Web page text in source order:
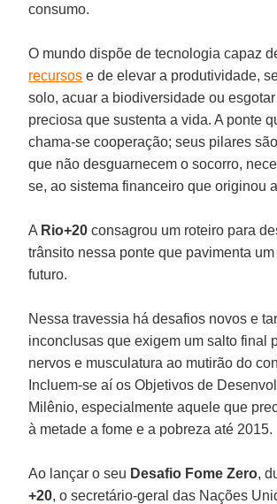
consumo.
O mundo dispõe de tecnologia capaz
recursos e de elevar a produtividade,
solo, acuar a biodiversidade ou
preciosa que sustenta a vida. A ponte
chama-se cooperação; seus pilares
que não desguarnecem o socorro,
se, ao sistema financeiro que originou
A Rio+20 consagrou um roteiro para
trânsito nessa ponte que pavimenta
futuro.
Nessa travessia há desafios novos e
inconclusas que exigem um salto final
nervos e musculatura ao mutirão do
Incluem-se aí os Objetivos de
Milênio, especialmente aquele que
à metade a fome e a pobreza até 2015.
Ao lançar o seu Desafio Fome Zero,
+20, o secretário-geral das Nações